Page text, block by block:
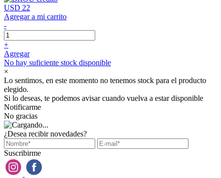
USD 22
Agregar a mi carrito
-
+
Agregar
No hay suficiente stock disponible
×
Lo sentimos, en este momento no tenemos stock para el producto
elegido.
Si lo deseas, te podemos avisar cuando vuelva a estar disponible
Notificarme
No gracias
¿Desea recibir novedades?
Suscribirme